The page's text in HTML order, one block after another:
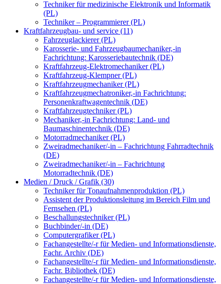
Techniker für medizinische Elektronik und Informatik
(PL)
Techniker – Programmierer (PL)
Kraftfahrzeugbau- und service (11)
Fahrzeuglackierer (PL)
Karosserie- und Fahrzeugbaumechaniker,-in
Fachrichtung: Karosseriebautechnik (DE)
Kraftfahrzeug-Elektromechaniker (PL)
Kraftfahrzeug-Klempner (PL)
Kraftfahrzeugmechaniker (PL)
Kraftfahrzeugmechatroniker,-in Fachrichtung:
Personenkraftwagentechnik (DE)
Kraftfahrzeugtechniker (PL)
Mechaniker,-in Fachrichtung: Land- und
Baumaschinentechnik (DE)
Motorradmechaniker (PL)
Zweiradmechaniker/-in – Fachrichtung Fahrradtechnik
(DE)
Zweiradmechaniker/-in – Fachrichtung
Motorradtechnik (DE)
Medien / Druck / Grafik (30)
Techniker für Tonaufnahmenproduktion (PL)
Assistent der Produktionsleitung im Bereich Film und
Fernsehen (PL)
Beschallungstechniker (PL)
Buchbinder/-in (DE)
Computergrafiker (PL)
Fachangestellte/-r für Medien- und Informationsdienste,
Fachr. Archiv (DE)
Fachangestellte/-r für Medien- und Informationsdienste,
Fachr. Bibliothek (DE)
Fachangestellte/-r für Medien- und Informationsdienste,